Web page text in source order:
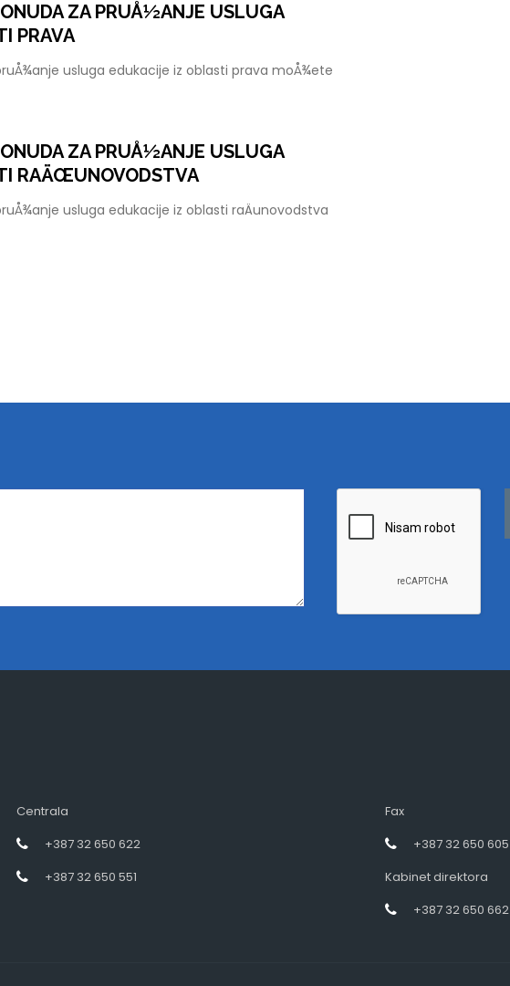
ZA PRUÅ½ANJE USLUGA
PRAVA
usluga edukacije iz oblasti prava moÅ¾ete
ZA PRUÅ½ANJE USLUGA
RAÄŒUNOVODSTVA
usluga edukacije iz oblasti raÄunovodstva
Centrala
+387 32 650 622
+387 32 650 551
Fax
+387 32 650 605
Kabinet direktora
+387 32 650 662